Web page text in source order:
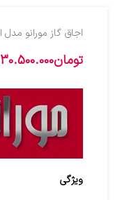
اجاق گاز مورانو مدل
تومان30.500.000
ویژگی